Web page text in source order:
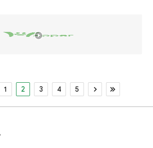
1 2 3 4 5